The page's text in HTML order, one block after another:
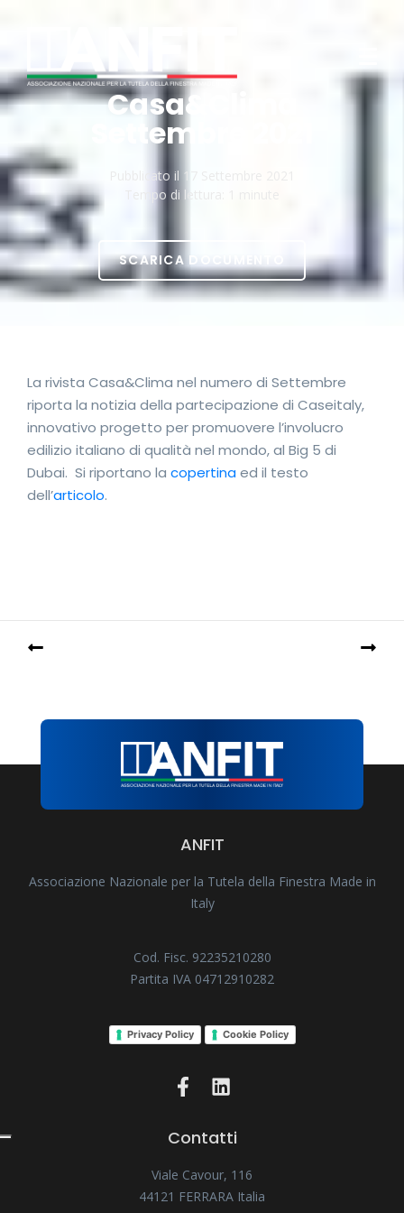
Casa&Clima
Settembre 2021
Pubblicato il 17 Settembre 2021
Tempo di lettura:
SCARICA DOCUMENTO
La rivista Casa&Clima nel numero di Settembre
riporta la notizia della partecipazione di Caseitaly,
innovativo progetto per promuovere l’involucro
edilizio italiano di qualità nel mondo, al Big 5 di
Dubai. Si riportano la copertinaed il testo
dell’articolo.
ANFIT
Associazione Nazionale per la Tutela della Finestra Made in
Italy
Cod. Fisc. 92235210280
Partita IVA 04712910282
Privacy Policy Cookie Policy
Contatti
Viale Cavour, 116
44121 FERRARA Italia